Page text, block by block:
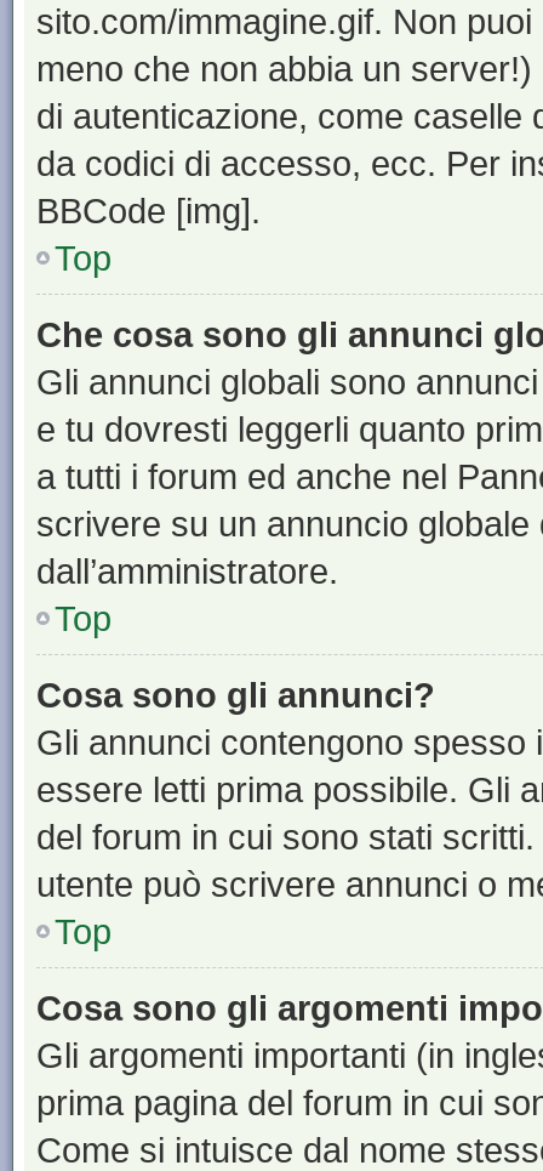
sito.com/immagine.gif. Non
meno che non abbia un
di autenticazione, come caselle
da codici di accesso, ecc. Per
BBCode [img].
Top
Che cosa sono gli annunci
Gli annunci globali sono
e tu dovresti leggerli quanto
a tutti i forum ed anche nel
scrivere su un annuncio
dall’amministratore.
Top
Cosa sono gli annunci?
Gli annunci contengono
essere letti prima possibile. Gli
del forum in cui sono stati
utente può scrivere annunci o
Top
Cosa sono gli argomenti
Gli argomenti importanti (in
prima pagina del forum in cui
Come si intuisce dal nome